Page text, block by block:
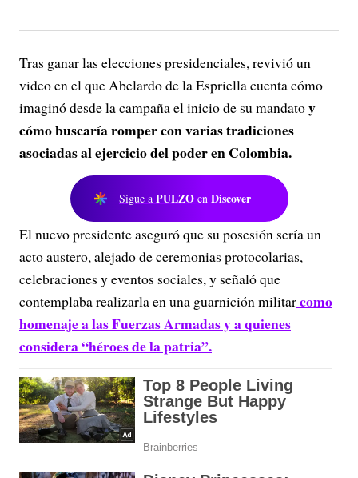
Tras ganar las elecciones presidenciales, revivió un
video en el que Abelardo de la Espriella cuenta cómo
imaginó desde la campaña el inicio de su mandatoy
cómo buscaría romper con varias tradiciones
asociadas al ejercicio del poder en Colombia.
Sigue a PULZO en Discover
El nuevo presidente aseguró que su posesión sería un
acto austero, alejado de ceremonias protocolarias,
celebraciones y eventos sociales, y señaló que
contemplaba realizarla en una guarnición militarcomo
homenaje a las Fuerzas Armadas y a quienes
considera “héroes de la patria”.